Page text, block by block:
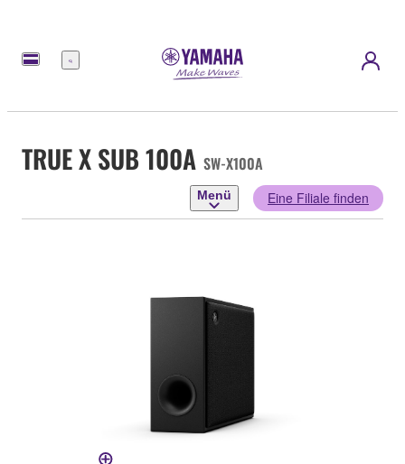
Menü
TRUE X SUB 100A SW-X100A
Menü Eine Filiale finden